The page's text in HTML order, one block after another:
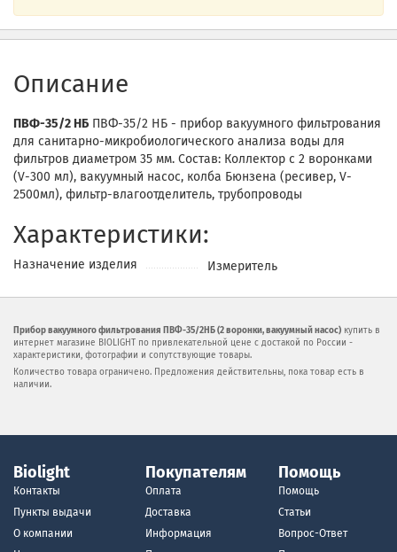
Описание
ПВФ-35/2 НБ ПВФ-35/2 НБ - прибор вакуумного фильтрования
для санитарно-микробиологического анализа воды для
фильтров диаметром 35 мм. Состав: Коллектор с 2 воронками
(V-300 мл), вакуумный насос, колба Бюнзена (ресивер, V-
2500мл), фильтр-влагоотделитель, трубопроводы
Характеристики:
Назначение изделия Измеритель
Прибор вакуумного фильтрования ПВФ-35/2НБ (2 воронки, вакуумный насос) купить в
интернет магазине BIOLIGHT по привлекательной цене с достакой по России -
характеристики, фотографии и сопутствующие товары.
Количество товара ограничено. Предложения действительны, пока товар есть в
наличии.
Biolight
Контакты
Пункты выдачи
О компании
Покупателям
Оплата
Доставка
Информация
Помощь
Помощь
Статьи
Вопрос-Ответ